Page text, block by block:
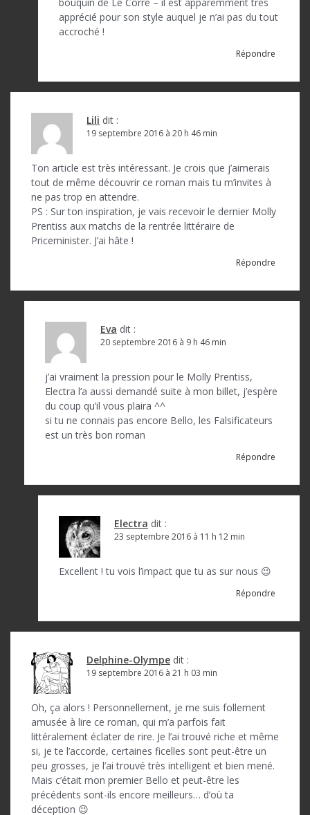
apprécié pour son style auquel je n’ai pas du tout
accroché !
Répondre
Lili dit :
19 septembre 2016 à 20 h 46 min
Ton article est très intéressant. Je crois que j’aimerais
tout de même découvrir ce roman mais tu m’invites à
ne pas trop en attendre.
PS : Sur ton inspiration, je vais recevoir le dernier Molly
Prentiss aux matchs de la rentrée littéraire de
Priceminister. J’ai hâte !
Répondre
Eva dit :
20 septembre 2016 à 9 h 46 min
j’ai vraiment la pression pour le Molly Prentiss,
Electra l’a aussi demandé suite à mon billet, j’espère
du coup qu’il vous plaira ^^
si tu ne connais pas encore Bello, les Falsificateurs
est un très bon roman
Répondre
Electra dit :
23 septembre 2016 à 11 h 12 min
Excellent ! tu vois l’impact que tu as sur nous 😉
Répondre
Delphine-Olympe dit :
19 septembre 2016 à 21 h 03 min
Oh, ça alors ! Personnellement, je me suis follement
amusée à lire ce roman, qui m’a parfois fait
littéralement éclater de rire. Je l’ai trouvé riche et même
si, je te l’accorde, certaines ficelles sont peut-être un
peu grosses, je l’ai trouvé très intelligent et bien mené.
Mais c’était mon premier Bello et peut-être les
précédents sont-ils encore meilleurs… d’où ta
déception 😉